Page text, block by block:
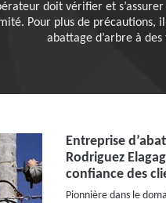
doit vérifier et
Pour plus de précautions,
abattage d’arbre à
Entreprise
Rodriguez
confiance des
Pionnière dans le